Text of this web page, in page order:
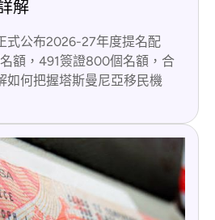
解
式公布2026-27年度提名配
額，491簽證800個名額，合
如何把握塔斯曼尼亞移民機